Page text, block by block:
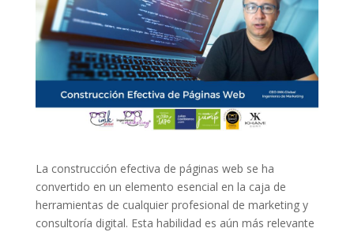
La construcción efectiva de páginas web se ha
convertido en un elemento esencial en la caja de
herramientas de cualquier profesional de marketing y
consultoría digital. Esta habilidad es aún más relevante